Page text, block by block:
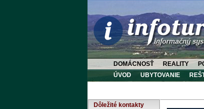
DOMÁCNOSŤ REALITY
ÚVOD
UBYTOVANIE
Dôležité kontakty